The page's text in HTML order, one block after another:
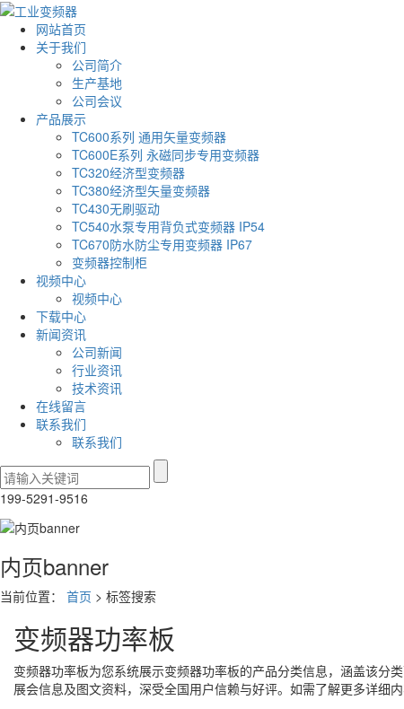
网站首页
关于我们
公司简介
生产基地
公司会议
产品展示
TC600系列 通用矢量变频器
TC600E系列 永磁同步专用变频器
TC320经济型变频器
TC380经济型矢量变频器
TC430无刷驱动
TC540水泵专用背负式变频器 IP54
TC670防水防尘专用变频器 IP67
变频器控制柜
视频中心
视频中心
下载中心
新闻资讯
公司新闻
行业资讯
技术资讯
在线留言
联系我们
联系我们
199-5291-9516
内页banner
当前位置： 首页 > 标签搜索
变频器功率板
变频器功率板为您系统展示变频器功率板的产品分类信息，涵盖该分
展会信息及图文资料，深受全国用户信赖与好评。如需了解更多详细内